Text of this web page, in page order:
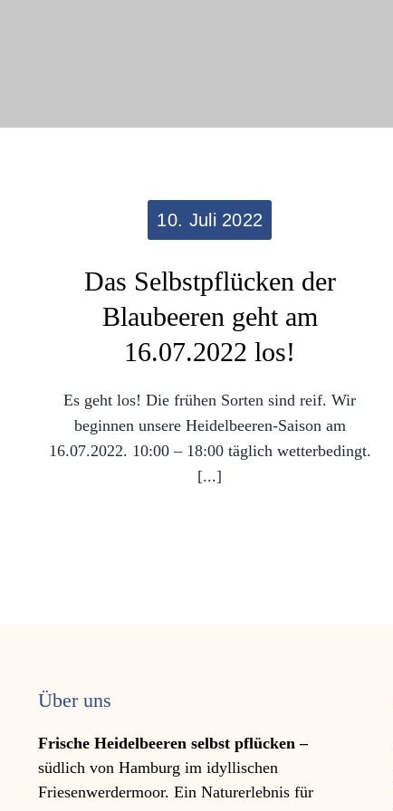
10. Juli 2022
Das Selbstpflücken der
Blaubeeren geht am
16.07.2022 los!
Es geht los! Die frühen Sorten sind reif. Wir
beginnen unsere Heidelbeeren-Saison am
16.07.2022. 10:00 – 18:00 täglich wetterbedingt.
[...]
Über uns
Frische Heidelbeeren selbst pflücken –
südlich von Hamburg im idyllischen
Friesen­werder­moor. Ein Natur­erleb­nis für